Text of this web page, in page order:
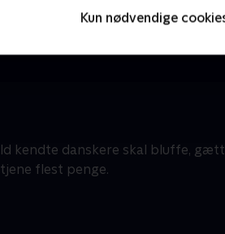
Kun nødvendige
Classic
kendte danskere skal bluffe,
flest penge.